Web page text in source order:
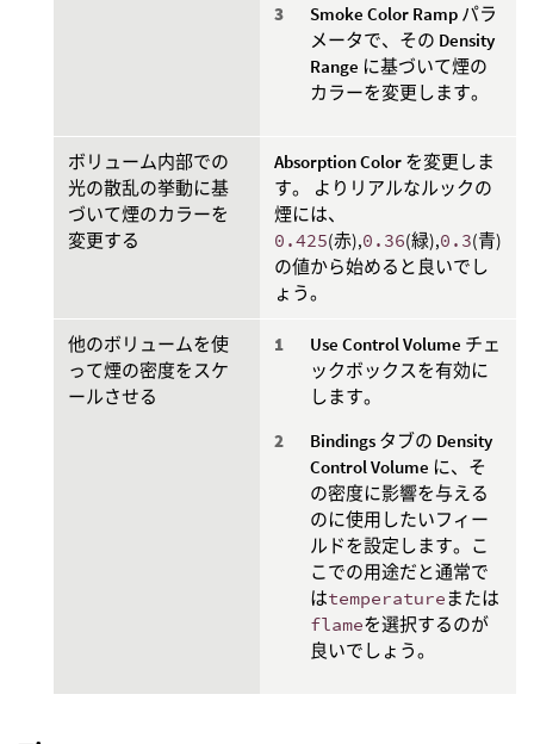
Smoke Color Ramp パラ
メータで、その Density
Range に基づいて煙の
カラーを変更します。
ボリューム内部での
光の散乱の挙動に基
づいて煙のカラーを
変更する
Absorption Color を変更しま
す。 よりリアルなルックの
煙には、
0.425(赤),0.36(緑),0.3(青)
の値から始めると良いでし
ょう。
他のボリュームを使
って煙の密度をスケ
ールさせる
Use Control Volume チェ
ックボックスを有効に
します。
Bindings タブの Density
Control Volume に、そ
の密度に影響を与える
のに使用したいフィー
ルドを設定します。こ
こでの用途だと通常で
はtemperatureまたは
flameを選択するのが
良いでしょう。